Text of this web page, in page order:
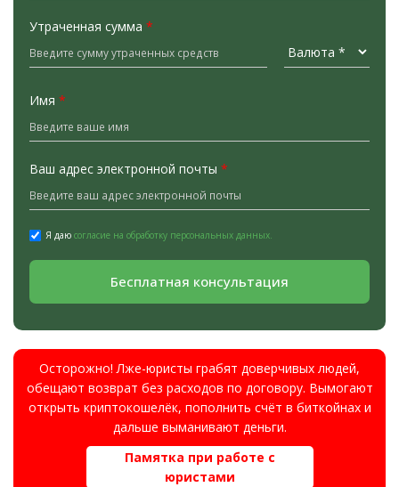
Утраченная сумма *
Имя *
Ваш адрес электронной почты *
Я даю согласие на обработку персональных данных.
Бесплатная консультация
Осторожно! Лже-юристы грабят доверчивых людей,
обещают возврат без расходов по договору. Вымогают
открыть криптокошелёк, пополнить счёт в биткойнах и
дальше выманивают деньги.
Памятка при работе с
юристами